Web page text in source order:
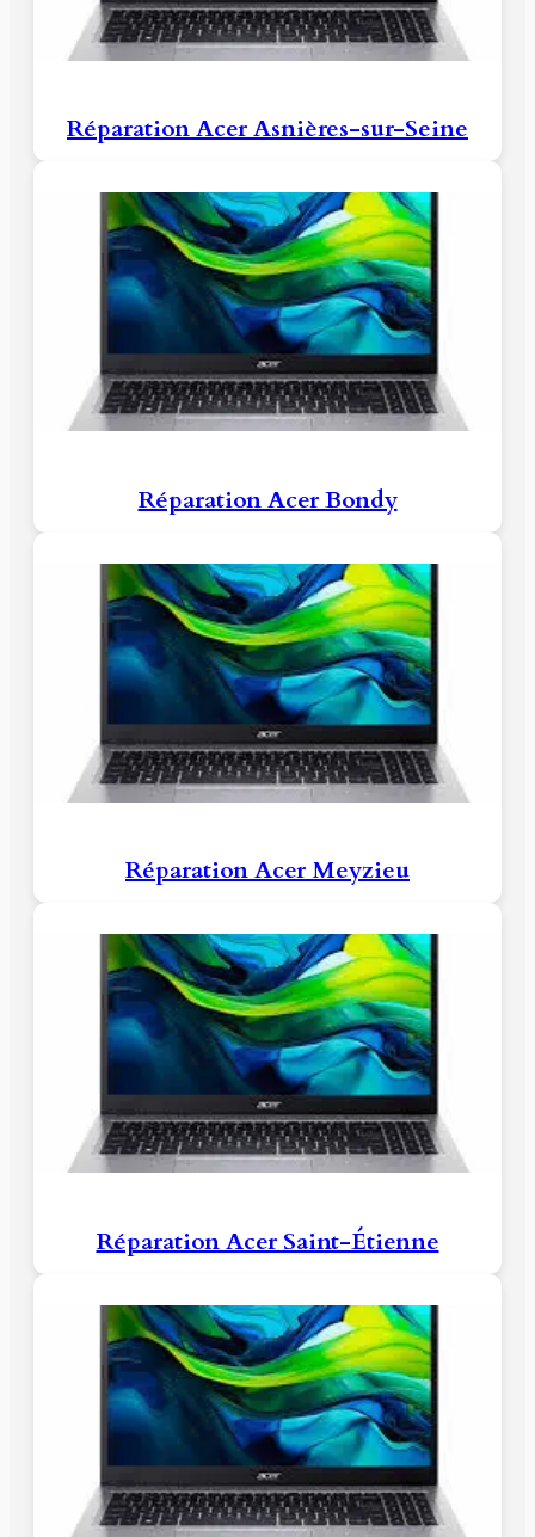
Réparation Acer Asnières-sur-Seine
Réparation Acer Bondy
Réparation Acer Meyzieu
Réparation Acer Saint-Étienne